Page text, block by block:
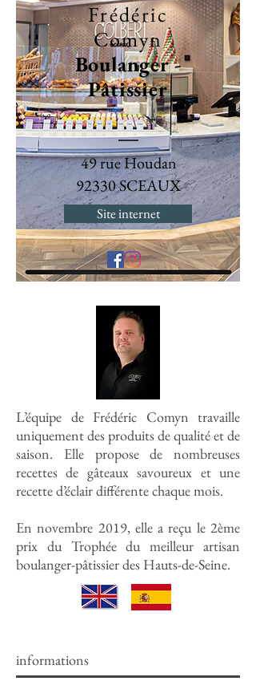
Frédéric
Comyn
Boulanger -
Pâtissier
49 rue Houdan
92330 SCEAUX
Site internet
L’équipe de Frédéric Comyn travaille
uniquement des produits de qualité et de
saison. Elle propose de nombreuses
recettes de gâteaux savoureux et une
recette d’éclair différente chaque mois.
En novembre 2019, elle a reçu le 2ème
prix du Trophée du meilleur artisan
boulanger-pâtissier des Hauts-de-Seine.
informations